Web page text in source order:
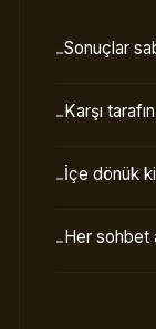
Sonuçlar
Karşı
İçe dönük
Her sohbet